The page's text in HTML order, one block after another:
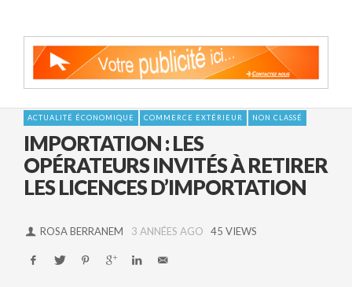
ACTUALITÉ ÉCONOMIQUE COMMERCE EXTÉRIEUR NON CLASSÉ
IMPORTATION : LES
OPÉRATEURS INVITÉS À RETIRER
LES LICENCES D’IMPORTATION
ROSA BERRANEM 3 ANNÉES AGO 45 VIEWS